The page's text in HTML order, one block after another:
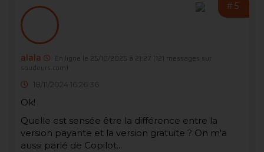
#5
alala En ligne le 25/10/2025 à 21:27 (121 messages sur
soudeurs.com)
18/11/2024 16:26:36
Ok!
Quelle est sensée être la différence entre la
version payante et la version gratuite ? On m'a
aussi parlé de Copilot...